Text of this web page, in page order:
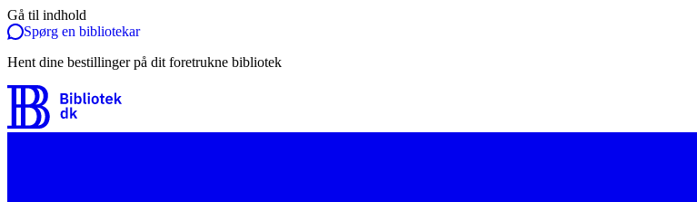
Gå til indhold
Spørg en bibliotekar
Hent dine bestillinger på dit foretrukne bibliotek